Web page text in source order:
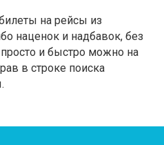
на рейсы из
наценок и надбавок, без
и быстро можно на
в строке поиска